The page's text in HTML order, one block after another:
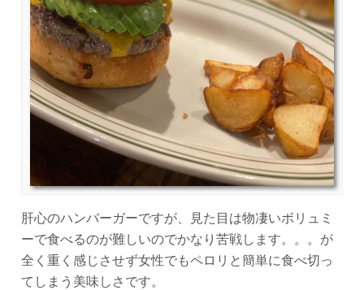
肝心のハンバーガーですが、見た目は物凄いボリュミ
ーで食べるのが難しいのでかなり苦戦します。。。が
全く重く感じさせず女性でもペロリと簡単に食べ切っ
てしまう美味しさです。